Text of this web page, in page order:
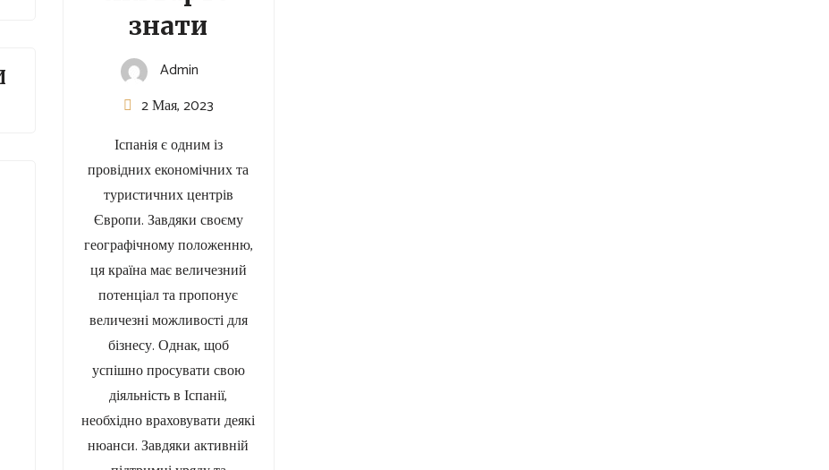
знати
Admin
2 Мая, 2023
Іспанія є одним із
провідних економічних та
туристичних центрів
Європи. Завдяки своєму
географічному положенню,
ця країна має величезний
потенціал та пропонує
величезні можливості для
бізнесу. Однак, щоб
успішно просувати свою
діяльність в Іспанії,
необхідно враховувати деякі
нюанси. Завдяки активній